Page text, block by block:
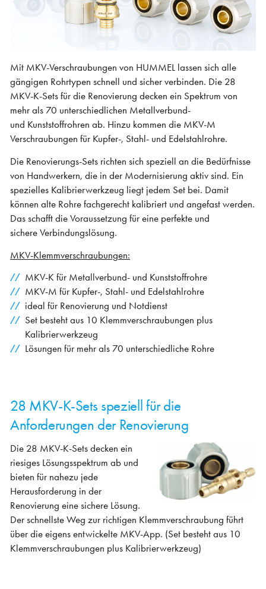
Mit MKV-Verschraubungen von HUMMEL lassen sich alle
gängigen Rohrtypen schnell und sicher verbinden. Die 28
MKV-K-Sets für die Renovierung decken ein Spektrum von
mehr als 70 unterschiedlichen Metallverbund-
und Kunststoffrohren ab. Hinzu kommen die MKV-M
Verschraubungen für Kupfer-, Stahl- und Edelstahlrohre.
Die Renovierungs-Sets richten sich speziell an die Bedürfnisse
von Handwerkern, die in der Modernisierung aktiv sind. Ein
spezielles Kalibrierwerkzeug liegt jedem Set bei. Damit
können alte Rohre fachgerecht kalibriert und angefast werden.
Das schafft die Voraussetzung für eine perfekte und
sichere Verbindungslösung.
MKV-Klemmverschraubungen:
MKV-K für Metallverbund- und Kunststoffrohre
MKV-M für Kupfer-, Stahl- und Edelstahlrohre
ideal für Renovierung und Notdienst
Set besteht aus 10 Klemmverschraubungen plus
Kalibrierwerkzeug
Lösungen für mehr als 70 unterschiedliche Rohre
28 MKV-K-Sets speziell für die
Anforderungen der Renovierung
Die 28 MKV-K-Sets decken ein
riesiges Lösungsspektrum ab und
bieten für nahezu jede
Herausforderung in der
Renovierung eine sichere Lösung.
Der schnellste Weg zur richtigen Klemmverschraubung führt
über die eigens entwickelte MKV-App. (Set besteht aus 10
Klemmverschraubungen plus Kalibrierwerkzeug)